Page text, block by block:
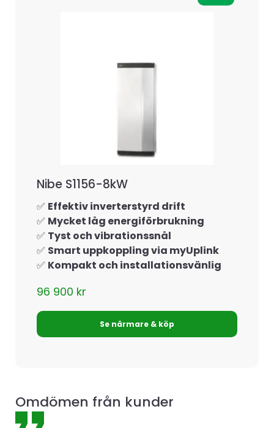
Nibe S1156-8kW
✅ Effektiv inverterstyrd drift
✅ Mycket låg energiförbrukning
✅ Tyst och vibrationssnål
✅ Smart uppkoppling via myUplink
✅ Kompakt och installationsvänlig
96 900 kr
Se närmare & köp
Omdömen från kunder